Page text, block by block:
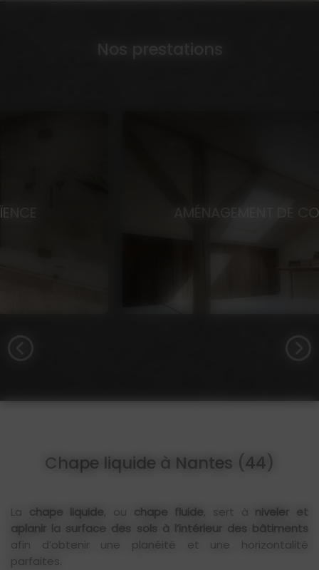
Nos prestations
AMÉNAGEMENT DE COMBLES
Chape liquide à Nantes (44)
La chape liquide, ou chape fluide, sert à niveler et
aplanir la surface des sols à l’intérieur des bâtiments
afin d’obtenir une planéité et une horizontalité
parfaites.